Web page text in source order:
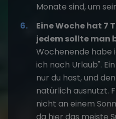
Monate sind, um
Eine Woche hat 7
jedem sollte man
Wochenende habe
ich nach Urlaub".
nur du hast, und
natürlich ausnutzt.
nicht an einem
da hier das meiste